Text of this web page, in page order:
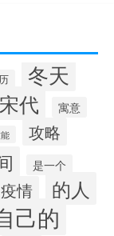
冬天
宋代 寓意
攻略
是一个
疫情 的人
己的